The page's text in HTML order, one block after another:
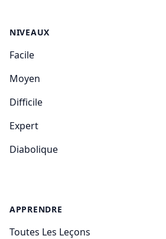
NIVEAUX
Facile
Moyen
Difficile
Expert
Diabolique
APPRENDRE
Toutes Les Leçons